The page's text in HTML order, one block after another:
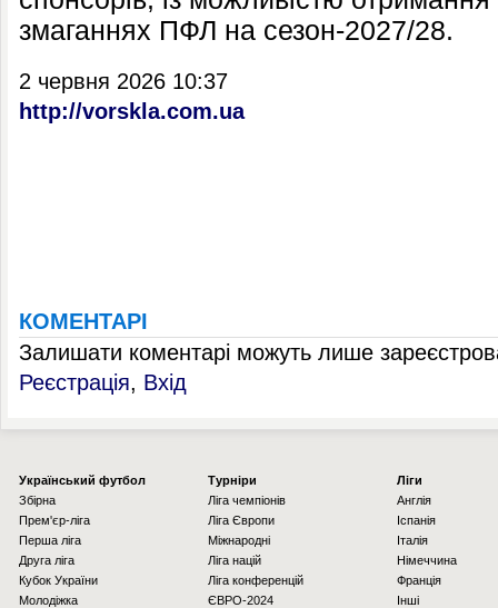
змаганнях ПФЛ на сезон-2027/28.
2 червня 2026 10:37
http://vorskla.com.ua
КОМЕНТАРІ
Залишати коментарі можуть лише
Реєстрація, Вхід
Українcький футбол
Збірна
Прем'єр-ліга
Перша ліга
Друга ліга
Кубок України
Молодіжка
Турніри
Ліга чемпіонів
Ліга Європи
Міжнародні
Ліга націй
Ліга конференцій
ЄВРО-2024
Ліги
Англія
Іспанія
Італія
Німеччина
Франція
Інші